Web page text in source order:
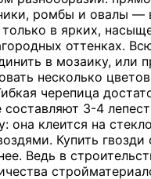
ромбы и овалы —
только в ярких,
оттенках.
в мозаику, или
несколько
черепица
составляют 3-4
она клеится на
Купить
Ведь в